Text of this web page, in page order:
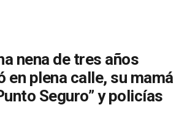
nena de tres años
en plena calle, su mamá
Seguro” y policías